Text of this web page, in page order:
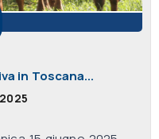
in Toscana...